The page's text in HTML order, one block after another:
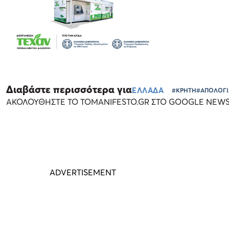
Διαβάστε περισσότερα γιαΕΛΛΑΔΑ #ΚΡΗΤΗ
ΑΚΟΛΟΥΘΗΣΤΕ ΤΟ TOMANIFESTO.GR ΣΤΟ GOOGLE